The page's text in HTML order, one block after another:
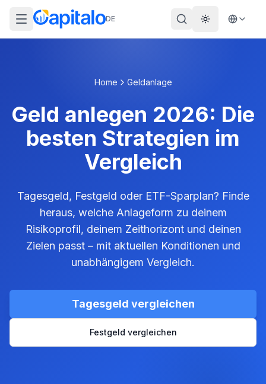
DE Theme
Home Geldanlage
Geld anlegen 2026: Die
besten Strategien im
Vergleich
Tagesgeld, Festgeld oder ETF-Sparplan? Finde
heraus, welche Anlageform zu deinem
Risikoprofil, deinem Zeithorizont und deinen
Zielen passt – mit aktuellen Konditionen und
unabhängigem Vergleich.
Tagesgeld vergleichen
Festgeld vergleichen